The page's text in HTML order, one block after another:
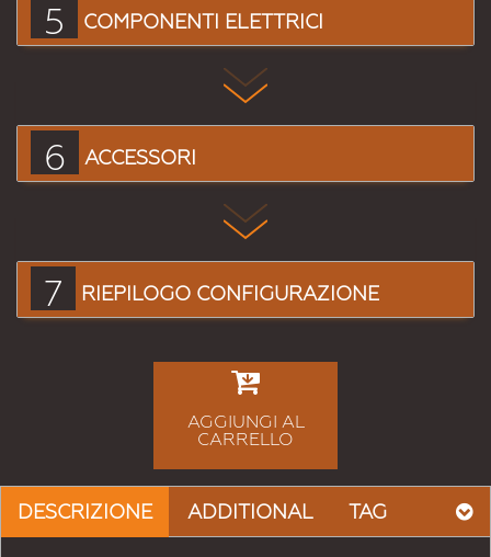
5 COMPONENTI ELETTRICI
6 ACCESSORI
7 RIEPILOGO CONFIGURAZIONE
AGGIUNGI AL
CARRELLO
DESCRIZIONE ADDITIONAL TAG